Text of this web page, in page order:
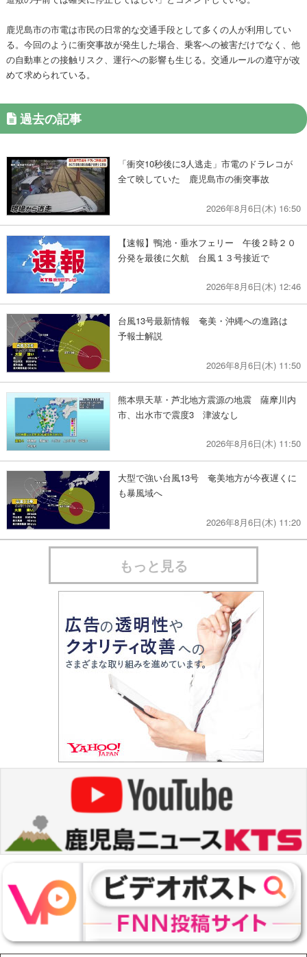
鹿児島市の市電は市民の日常的な交通手段として多くの人が利用してい
る。今回のように衝突事故が発生した場合、乗客への被害だけでなく、他
の自動車との接触リスク、運行への影響も生じる。交通ルールの遵守が改
めて求められている。
過去の記事
「衝突10秒後に3人逃走」市電のドラレコが
全て映していた 鹿児島市の衝突事故
2026年8月6日(木) 16:50
【速報】鴨池・垂水フェリー 午後２時２０
分発を最後に欠航 台風１３号接近で
2026年8月6日(木) 12:46
台風13号最新情報 奄美・沖縄への進路は
予報士解説
2026年8月6日(木) 11:50
熊本県天草・芦北地方震源の地震 薩摩川内
市、出水市で震度3 津波なし
2026年8月6日(木) 11:50
大型で強い台風13号 奄美地方が今夜遅くに
も暴風域へ
2026年8月6日(木) 11:20
もっと見る